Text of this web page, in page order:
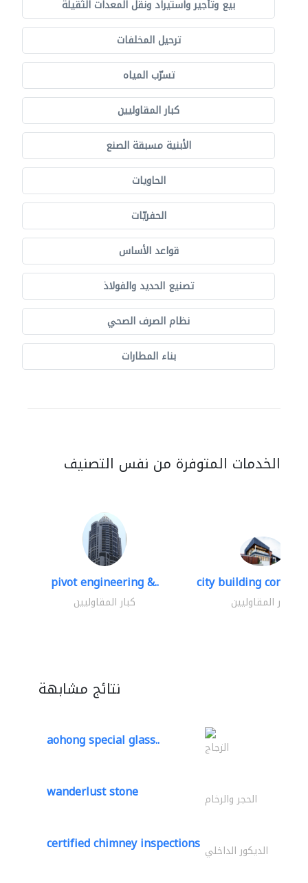
بيع وتأجير واستيراد ونقل المعدات الثقيلة
ترحيل المخلفات
تسرّب المياه
كبار المقاوليين
الأبنية مسبقة الصنع
الحاويات
الحفريّات
قواعد الأساس
تصنيع الحديد والفولاذ
نظام الصرف الصحي
بناء المطارات
الخدمات المتوفرة من نفس التصنيف
pivot engineering &..
كبار المقاوليين
city building
كبار المقاوليين
نتائج مشابهة
aohong special glass.. الزجاج
wanderlust stone الحجر والرخام
certified chimney inspections الديكور الداخلي